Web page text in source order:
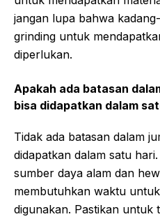
jangan lupa bahwa
grinding untuk
diperlukan.
Apakah ada batasan
bisa didapatkan dalam
Tidak ada batasan dalam
didapatkan dalam satu
sumber daya alam dan
membutuhkan waktu
digunakan. Pastikan untuk